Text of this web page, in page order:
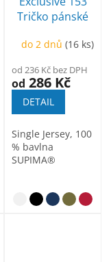
Tričko pánské
do 2 dnů (16 ks)
od 236 Kč bez DPH
od 286 Kč
DETAIL
Single Jersey, 100
% bavlna
SUPIMA®